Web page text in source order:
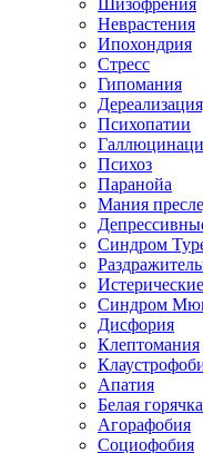
Шизофрения
Неврастения
Ипохондрия
Стресс
Гипомания
Психопатии
Психоз
Паранойа
Мания
Синдром
Синдром
Дисфория
Клептомания
Апатия
Белая горячка
Агорафобия
Социофобия